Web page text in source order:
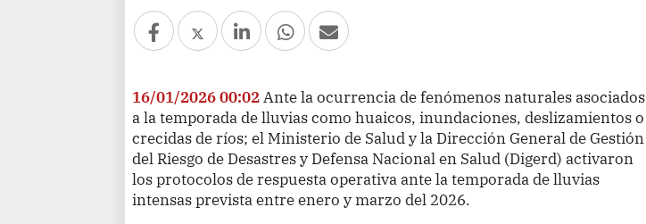
16/01/2026 00:02Ante la ocurrencia de fenómenos naturales asociados
a la temporada de lluvias como huaicos, inundaciones, deslizamientos o
crecidas de ríos; el Ministerio de Salud y la Dirección General de Gestión
del Riesgo de Desastres y Defensa Nacional en Salud (Digerd) activaron
los protocolos de respuesta operativa ante la temporada de lluvias
intensas prevista entre enero y marzo del 2026.